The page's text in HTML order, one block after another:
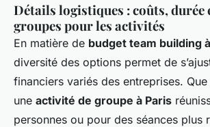
Détails logistiques : coûts, durée
groupes pour les activités
En matière de budget team building
diversité des options permet de
financiers variés des entreprises.
une activité de groupe à Paris
personnes ou pour des séances plus